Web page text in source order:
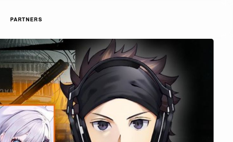
PARTNERS